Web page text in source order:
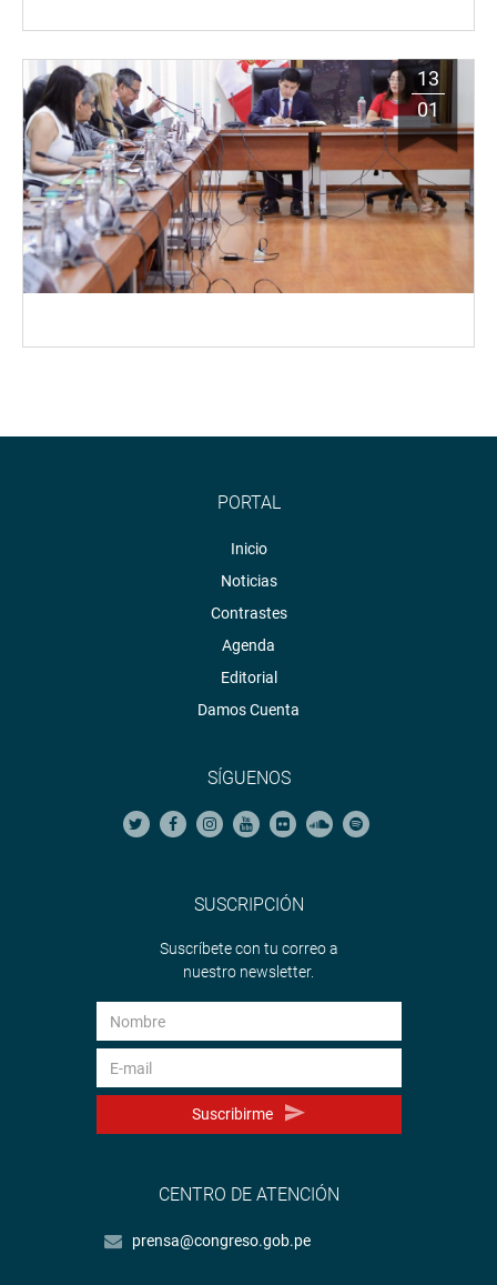
13
01
PORTAL
Inicio
Noticias
Contrastes
Agenda
Editorial
Damos Cuenta
SÍGUENOS
SUSCRIPCIÓN
Suscríbete con tu correo a
nuestro newsletter.
Suscribirme
CENTRO DE ATENCIÓN
prensa@congreso.gob.pe